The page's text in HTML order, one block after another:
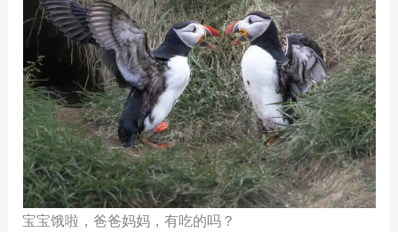
宝宝饿啦，爸爸妈妈，有吃的吗？